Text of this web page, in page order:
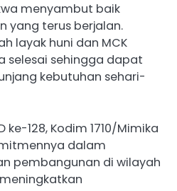
menyambut baik
yang terus berjalan.
layak huni dan MCK
selesai sehingga dapat
kebutuhan sehari-
128, Kodim 1710/Mimika
dalam
pembangunan di wilayah